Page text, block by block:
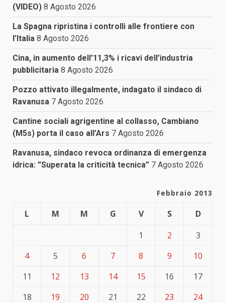
(VIDEO) 8 Agosto 2026
La Spagna ripristina i controlli alle frontiere con
l’Italia 8 Agosto 2026
Cina, in aumento dell’11,3% i ricavi dell’industria
pubblicitaria 8 Agosto 2026
Pozzo attivato illegalmente, indagato il sindaco di
Ravanusa 7 Agosto 2026
Cantine sociali agrigentine al collasso, Cambiano
(M5s) porta il caso all’Ars 7 Agosto 2026
Ravanusa, sindaco revoca ordinanza di emergenza
idrica: ”Superata la criticità tecnica” 7 Agosto 2026
Febbraio 2013
L M M G V S
D
1
2
3
4
5 6 7 8 9
10
11
12 13 14 15 16
17
18
19 20 21 22 23
24